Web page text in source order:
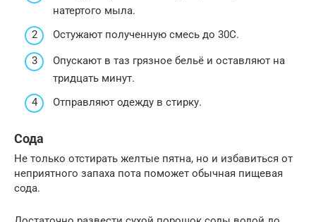
натертого мыла.
Остужают полученную смесь до 30С.
Опускают в таз грязное бельё и оставляют на
тридцать минут.
Отправляют одежду в стирку.
Сода
Не только отстирать желтые пятна, но и избавиться от
неприятного запаха пота поможет обычная пищевая
сода.